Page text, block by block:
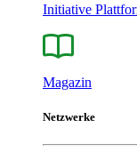
Initiative
Magazin
Netzwerke